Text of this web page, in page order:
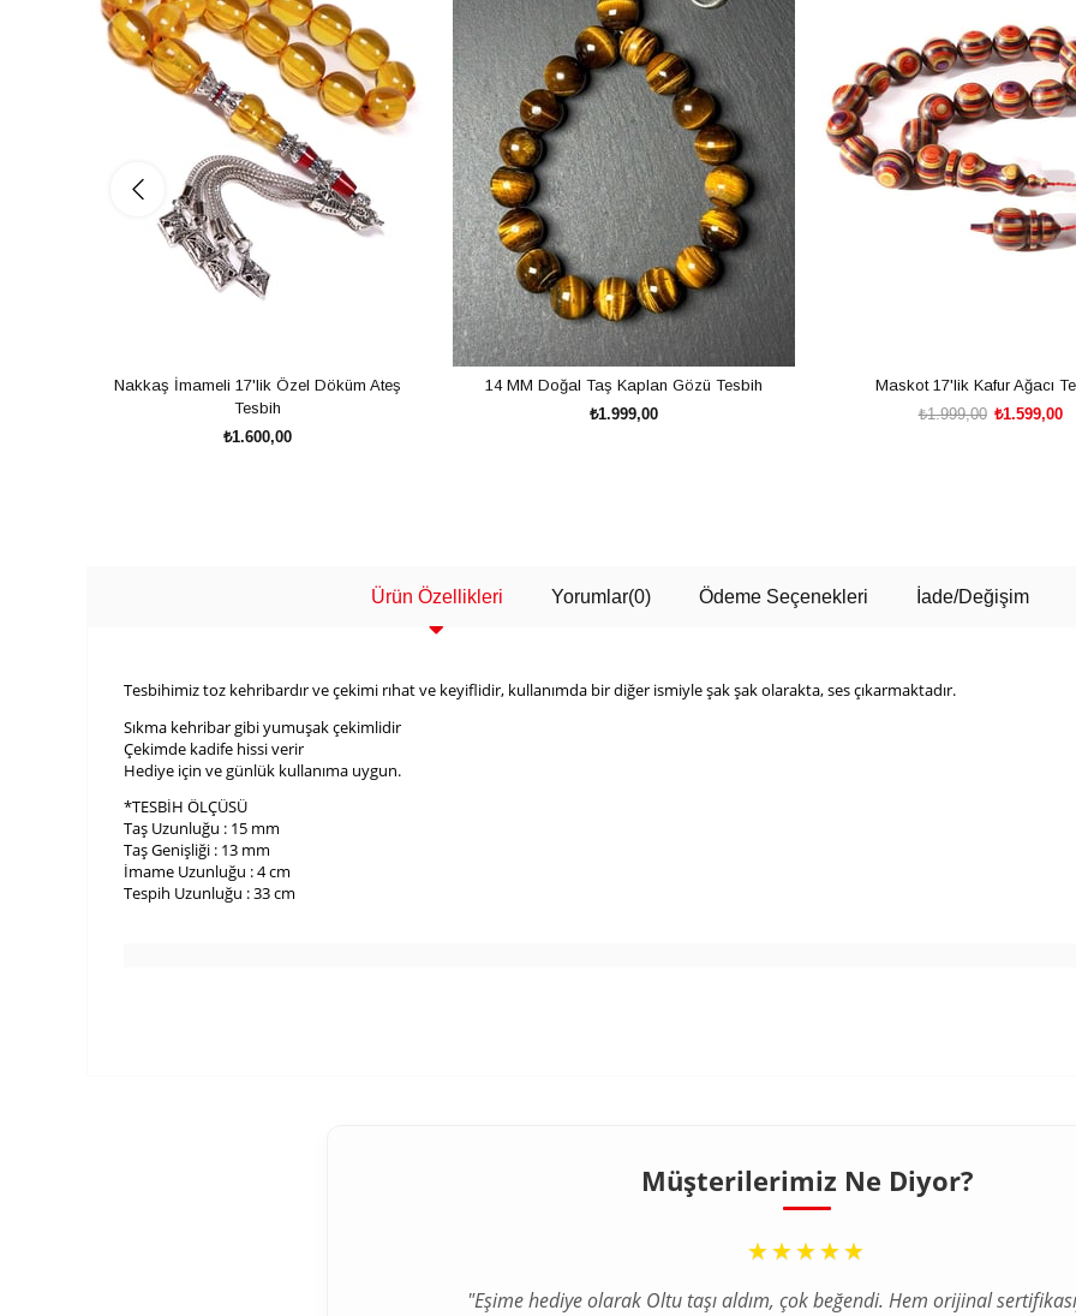
Nakkaş İmameli 17'lik Özel Döküm Ateş
Tesbih
₺1.600,00
14 MM Doğal Taş Kaplan Gözü Tesbih
₺1.999,00
Maskot 17'lik Kafur Ağacı
₺1.599,00
₺1.999,00
Ürün Özellikleri Yorumlar(0) Ödeme Seçenekleri İade/Değişim
Tesbihimiz toz kehribardır ve çekimi rıhat ve keyiflidir, kullanımda bir diğer ismiyle şak şak olarakta, ses çıkarmaktadır.
Sıkma kehribar gibi yumuşak çekimlidir
Çekimde kadife hissi verir
Hediye için ve günlük kullanıma uygun.
*TESBİH ÖLÇÜSÜ
Taş Uzunluğu : 15 mm
Taş Genişliği : 13 mm
İmame Uzunluğu : 4 cm
Tespih Uzunluğu : 33 cm
Müşterilerimiz Ne Diyor?
“
★★★★★
"Eşime hediye olarak Oltu taşı aldım, çok beğendi. Hem orijinal